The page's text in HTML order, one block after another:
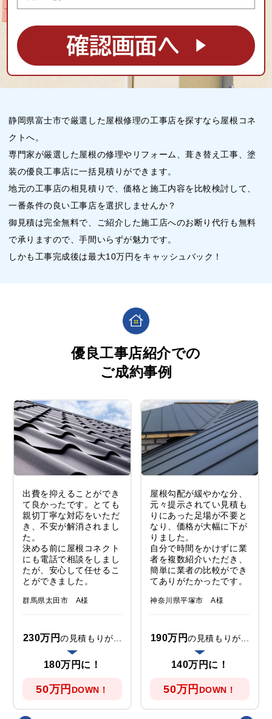
静岡県富士市で厳選した屋根修理の工事店を探すなら屋根コネ
クトへ。
専門家が厳選した屋根の修理やリフォーム、葺き替え工事、塗
装の優良工事店に一括見積りができます。
地元の工事店の相見積りで、価格と施工内容を比較検討して、
一番条件の良い工事店を選択しませんか？
御見積は完全無料で、ご紹介した施工店へのお断り代行も無料
で承りますので、手間いらずが魅力です。
しかも工事完成後は最大10万円をキャッシュバック！
優良工事店紹介での
ご成約事例
出費を抑えることができ
て良かったです。とても
親切丁寧な対応をいただ
き、不安が解消されまし
た。
決める前に屋根コネクト
にも電話で相談をしまし
たが、安心して任せるこ
とができました。
群馬県太田市 A様
230万円の見積もりが...
180万円に！
50万円 DOWN！
屋根勾配が緩やかな分、
元々提示されてい見積も
りにあった足場が不要と
なり、価格が大幅に下が
りました。
自分で時間をかけずに業
者を複数紹介いただき、
簡単に業者の比較ができ
てありがたかったです。
神奈川県平塚市 A様
190万円の見積もりが...
140万円に！
50万円 DOWN！